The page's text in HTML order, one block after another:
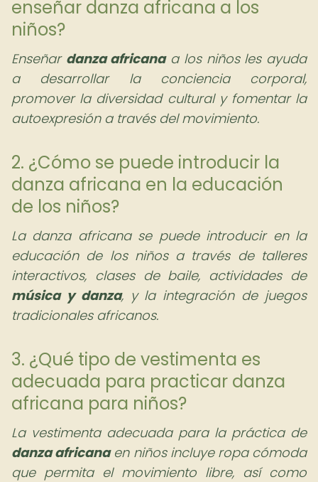
enseñar danza africana a los
niños?
Enseñar danza africanaa los niños les ayuda
a desarrollar la conciencia corporal,
promover la diversidad cultural y fomentar la
autoexpresión a través del movimiento.
2. ¿Cómo se puede introducir la
danza africana en la educación
de los niños?
La danza africana se puede introducir en la
educación de los niños a través de talleres
interactivos, clases de baile, actividades de
música y danza, y la integración de juegos
tradicionales africanos.
3. ¿Qué tipo de vestimenta es
adecuada para practicar danza
africana para niños?
La vestimenta adecuada para la práctica de
danza africanaen niños incluye ropa cómoda
que permita el movimiento libre, así como